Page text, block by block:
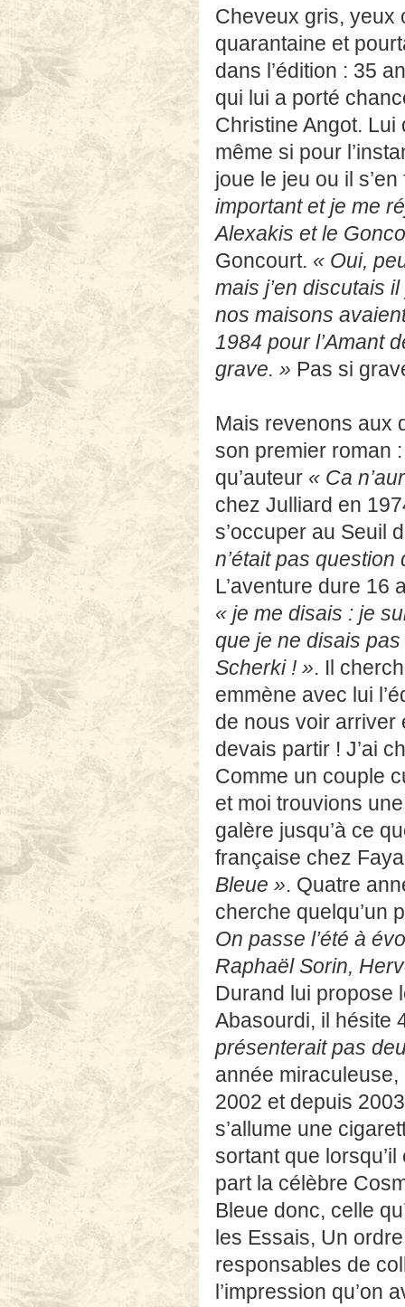
qui lui a porté
Christine Angot.
même si pour
joue le jeu ou il
important et je me
Alexakis et le
Goncourt. « Oui,
mais j’en discutais
nos maisons
1984 pourl’Amant
grave. »Pas si
Mais revenons aux
son premier roman
chez Julliard en
s’occuper au Seuil
n’était pas
L’aventure dure 16
« je me disais : je
que je ne disais pas
Scherki ! » . Il
emmène avec lui
de nous voir arriver
devais partir ! J’ai
Comme un couple
et moi trouvions
galère jusqu’à ce
française chez
Bleue ». Quatre
cherche quelqu’un
On passe l’été à
Raphaël Sorin,
Durand lui propose
Abasourdi, il hésite
présenterait pas
année
2002 et depuis
s’allume une
sortant que
part la célèbre
Bleue donc, celle
les Essais, Un
responsables de
l’impression qu’on
tout le bien qu’il
Documents, c’est
Tribulations d’une